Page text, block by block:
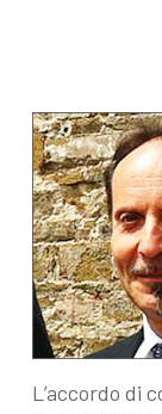
L’accordo di